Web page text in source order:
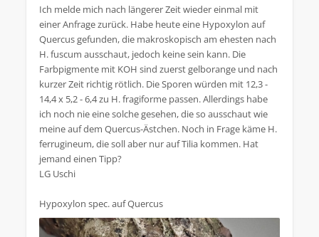
Ich melde mich nach längerer Zeit wieder einmal mit
einer Anfrage zurück. Habe heute eine Hypoxylon auf
Quercus gefunden, die makroskopisch am ehesten nach
H. fuscum ausschaut, jedoch keine sein kann. Die
Farbpigmente mit KOH sind zuerst gelborange und nach
kurzer Zeit richtig rötlich. Die Sporen würden mit 12,3 -
14,4 x 5,2 - 6,4 zu H. fragiforme passen. Allerdings habe
ich noch nie eine solche gesehen, die so ausschaut wie
meine auf dem Quercus-Ästchen. Noch in Frage käme H.
ferrugineum, die soll aber nur auf Tilia kommen. Hat
jemand einen Tipp?
LG Uschi
Hypoxylon spec. auf Quercus